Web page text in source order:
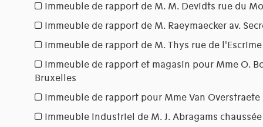
Immeuble de rapport de M. M. Devidts rue du
Immeuble de rapport de M. Raeymaecker av.
Immeuble de rapport de M. Thys rue de
Immeuble de rapport et magasin pour Mme O.
Bruxelles
Immeuble de rapport pour Mme Van
Immeuble industriel de M. J. Abragams